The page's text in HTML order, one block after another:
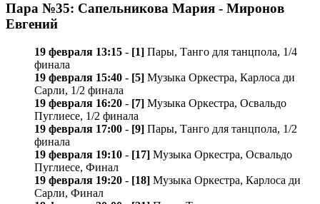
Пара №35: Сапельникова Мария - Миронов
Евгений
19 февраля 13:15 - [1] Пары, Танго для танцпола, 1/4
финала
19 февраля 15:40 - [5] Музыка Оркестра, Карлосa ди
Сарли, 1/2 финала
19 февраля 16:20 - [7] Музыка Оркестра, Освальдо
Пуглиесе, 1/2 финала
19 февраля 17:00 - [9] Пары, Танго для танцпола, 1/2
финала
19 февраля 19:10 - [17] Музыка Оркестра, Освальдо
Пуглиесе, Финал
19 февраля 19:20 - [18] Музыка Оркестра, Карлосa ди
Сарли, Финал